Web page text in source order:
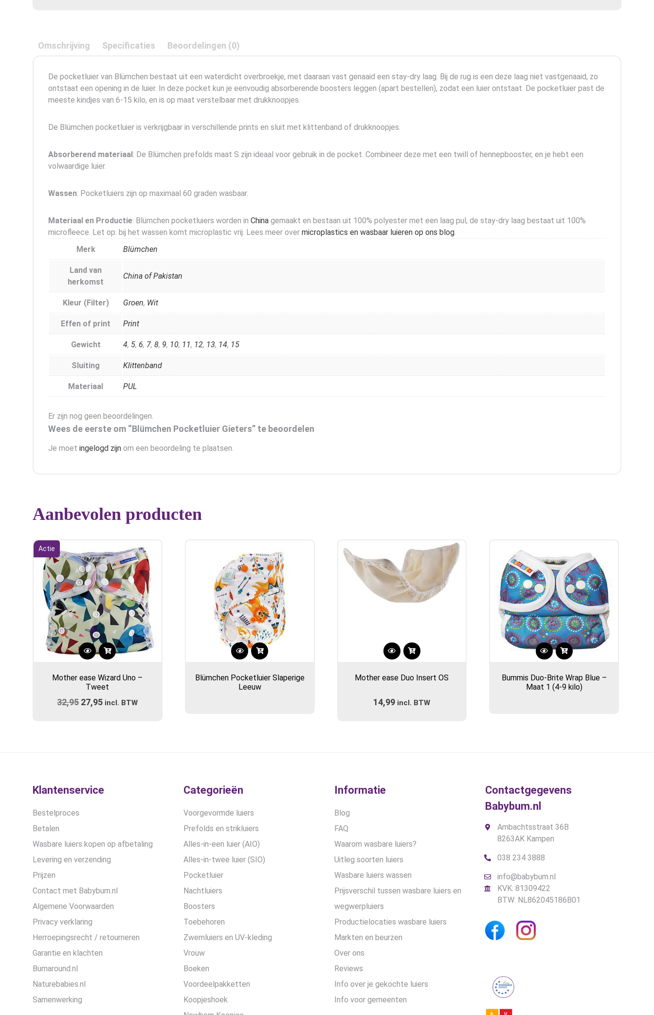
Omschrijving Specificaties Beoordelingen (0)
De pocketluier van Blümchen bestaat uit een waterdicht overbroekje, met daaraan vast genaaid een stay-dry laag. Bij de rug is een deze laag niet vastgenaaid, zo
ontstaat een opening in de luier. In deze pocket kun je eenvoudig absorberende boosters leggen (apart bestellen), zodat een luier ontstaat. De pocketluier past de
meeste kindjes van 6-15 kilo, en is op maat verstelbaar met drukknoopjes.
De Blümchen pocketluier is verkrijgbaar in verschillende prints en sluit met klittenband of drukknoopjes.
Absorberend materiaal: De Blümchen prefolds maat S zijn ideaal voor gebruik in de pocket. Combineer deze met een twill of hennepbooster, en je hebt een
volwaardige luier.
Wassen: Pocketluiers zijn op maximaal 60 graden wasbaar.
Materiaal en Productie: Blümchen pocketluiers worden in China gemaakt en bestaan uit 100% polyester met een laag pul, de stay-dry laag bestaat uit 100%
microfleece. Let op: bij het wassen komt microplastic vrij. Lees meer over microplastics en wasbaar luieren op ons blog.
Merk
Blümchen
Land van
herkomst
China of Pakistan
Kleur (Filter) Groen, Wit
Effen of print Print
Gewicht 4, 5, 6, 7, 8, 9, 10, 11, 12, 13, 14, 15
Sluiting Klittenband
Materiaal PUL
Er zijn nog geen beoordelingen.
Wees de eerste om “Blümchen Pocketluier Gieters” te beoordelen
Je moet ingelogd zijn om een beoordeling te plaatsen.
Aanbevolen producten
Actie
Dit
heeft
meerdere
variaties.
productpagina
Mother ease Wizard Uno –
Tweet
32,95 Oorspronkelijke
27,95 Huidige
incl. BTW
Blümchen Pocketluier Slaperige
Leeuw
Dit
heeft
variaties.
Mother ease Duo Insert OS
14,99 incl. BTW
Bummis Duo-Brite Wrap Blue –
Maat 1 (4-9 kilo)
Klantenservice
Bestelproces
Betalen
Wasbare luiers kopen op afbetaling
Levering en verzending
Prijzen
Contact met Babybum.nl
Algemene Voorwaarden
Privacy verklaring
Herroepingsrecht / retourneren
Garantie en klachten
Bumaround.nl
Naturebabies.nl
Samenwerking
Categorieën
Voorgevormde luiers
Prefolds en strikluiers
Alles-in-een luier (AIO)
Alles-in-twee luier (SIO)
Pocketluier
Nachtluiers
Boosters
Toebehoren
Zwemluiers en UV-kleding
Vrouw
Boeken
Voordeelpakketten
Koopjeshoek
Informatie
Blog
FAQ
Waarom wasbare luiers?
Uitleg soorten luiers
Wasbare luiers wassen
Prijsverschil tussen wasbare luiers en
wegwerpluiers
Productielocaties wasbare luiers
Markten en beurzen
Over ons
Reviews
Info over je gekochte luiers
Info voor gemeenten
Contactgegevens
Babybum.nl
Ambachtsstraat 36B
8263AK Kampen
038 234 3888
info@babybum.nl
KVK: 81309422
BTW: NL862045186B01